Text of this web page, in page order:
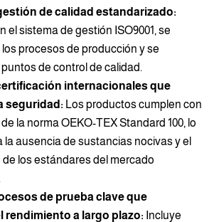
de calidad estandarizado:
el sistema de gestión ISO9001, se
procesos de producción y se
de control de calidad.
internacionales que
seguridad: Los productos cumplen con
la norma OEKO-TEX Standard 100, lo
la ausencia de sustancias nocivas y el
los estándares del mercado
de prueba clave que
rendimiento a largo plazo: Incluye